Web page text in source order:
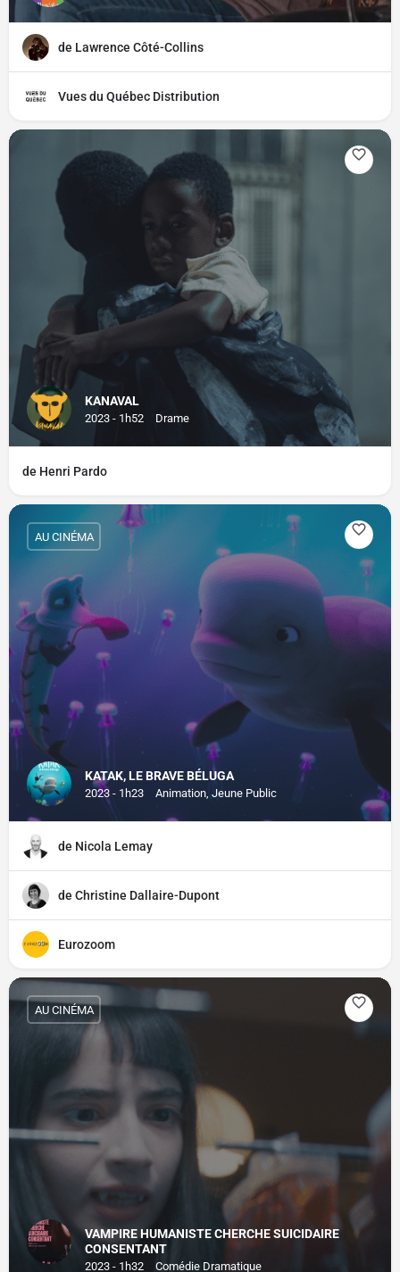
de Lawrence Côté-Collins
Vues du Québec Distribution
KANAVAL
2023 - 1h52 Drame
de Henri Pardo
KATAK, LE BRAVE BÉLUGA
2023 - 1h23 Animation, Jeune Public
AU CINÉMA
de Nicola Lemay
de Christine Dallaire-Dupont
Eurozoom
VAMPIRE HUMANISTE CHERCHE SUICIDAIRE
CONSENTANT
2023 - 1h32 Comédie Dramatique
AU CINÉMA